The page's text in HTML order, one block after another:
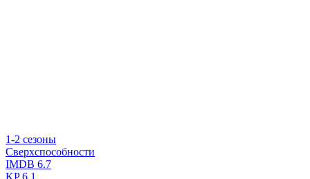
1-2 сезоны
Сверхспособности
IMDB 6.7
KP6.1